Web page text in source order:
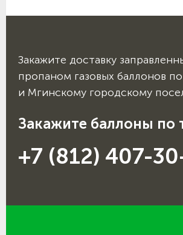
Закажите доставку
пропаном газовых баллонов
и Мгинскому городскому
Закажите баллоны по
+7 (812) 407-